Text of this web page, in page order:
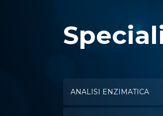
ANALISI ENZIMATICA